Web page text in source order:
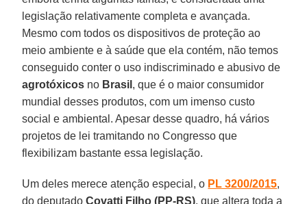
legislação relativamente completa e avançada.
Mesmo com todos os dispositivos de proteção ao
meio ambiente e à saúde que ela contém, não temos
conseguido conter o uso indiscriminado e abusivo de
agrotóxicos no Brasil , que é o maior consumidor
mundial desses produtos, com um imenso custo
social e ambiental. Apesar desse quadro, há vários
projetos de lei tramitando no Congresso que
flexibilizam bastante essa legislação.
Um deles merece atenção especial, o PL 3200/2015,
do deputadoCovatti Filho (PP-RS), que altera toda a